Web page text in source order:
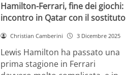
Hamilton-Ferrari, fine dei giochi:
incontro in Qatar con il sostituto
Christian Camberini 3 Dicembre 2025
Lewis Hamilton ha passato una
prima stagione in Ferrari